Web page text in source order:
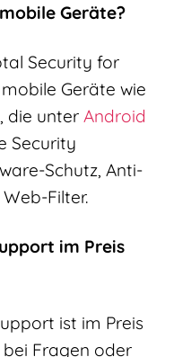
Geräte?
Security for
Geräte wie
die unter Android
Security
Schutz, Anti-
Filter.
im Preis
ist im Preis
bei Fragen oder